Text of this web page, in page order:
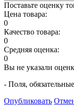
Поставьте оценку
Цена товара:
0
Качество товара:
0
Средняя оценка:
0
Вы не указали
- Поля,
Опубликовать